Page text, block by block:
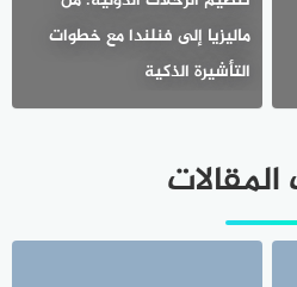
ماليزيا إلى فنلندا مع خطوات
التأشيرة الذكية